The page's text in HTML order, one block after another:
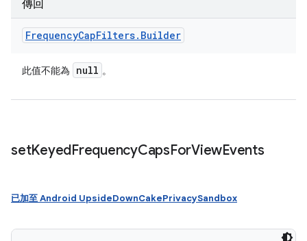
傳回
FrequencyCapFilters. Builder
此值不能為 null 。
setKeyedFrequencyCapsForViewEvents
已加至 Android UpsideDownCakePrivacySandbox